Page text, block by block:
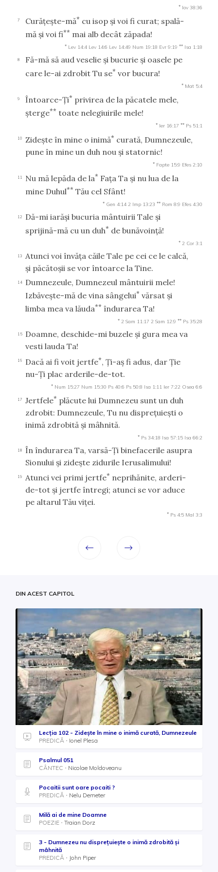
* Iov 38:36
7 Curăţeşte-mă* cu isop şi voi fi curat; spală-
mă şi voi fi** mai alb decât zăpada!
* Lev 14:4 Lev 14:6 Lev 14:49 Num 19:18 Evr 9:19 ** Isa 1:18
8
Fă-mă să aud veselie şi bucurie şi oasele pe
care le-ai zdrobit Tu se* vor bucura!
* Mat 5:4
9 Întoarce-Ţi* privirea de la păcatele mele,
şterge** toate nelegiuirile mele!
* Ier 16:17 ** Ps 51:1
10 Zideşte în mine o inimă* curată, Dumnezeule,
pune în mine un duh nou şi statornic!
* Fapte 15:9 Efes 2:10
11 Nu mă lepăda de la* Faţa Ta şi nu lua de la
mine Duhul** Tău cel Sfânt!
* Gen 4:14 2 Imp 13:23 ** Rom 8:9 Efes 4:30
12
Dă-mi iarăşi bucuria mântuirii Tale şi
sprijină-mă cu un duh* de bunăvoinţă!
* 2 Cor 3:1
13
Atunci voi învăţa căile Tale pe cei ce le calcă,
şi păcătoşii se vor întoarce la Tine.
14
Dumnezeule, Dumnezeul mântuirii mele!
Izbăveşte-mă de vina sângelui* vărsat şi
limba mea va lăuda** îndurarea Ta!
* 2 Sam 11:17 2 Sam 12:9 ** Ps 35:28
15
Doamne, deschide-mi buzele şi gura mea va
vesti lauda Ta!
16 Dacă ai fi voit jertfe*, Ţi-aş fi adus, dar Ţie
nu-Ţi plac arderile-de-tot.
* Num 15:27 Num 15:30 Ps 40:6 Ps 50:8 Isa 1:11 Ier 7:22 Osea 6:6
17 Jertfele* plăcute lui Dumnezeu sunt un duh
zdrobit: Dumnezeule, Tu nu dispreţuieşti o
inimă zdrobită şi mâhnită.
* Ps 34:18 Isa 57:15 Isa 66:2
18
În îndurarea Ta, varsă-Ţi binefacerile asupra
Sionului şi zideşte zidurile Ierusalimului!
19 Atunci vei primi jertfe* neprihănite, arderi-
de-tot şi jertfe întregi; atunci se vor aduce
pe altarul Tău viţei.
* Ps 4:5 Mal 3:3
DIN ACEST CAPITOL
Lecția 102 - Zideşte în mine o inimă curată, Dumnezeule
PREDICĂ
Ionel Plesa
Psalmul 051
CÂNTEC
Nicolae Moldoveanu
Pocaitii sunt oare pocaiti ?
PREDICĂ
Nelu Demeter
Milă ai de mine Doamne
POEZIE
Traian Dorz
3 - Dumnezeu nu disprețuiește o inimă zdrobită și
mâhnită
PREDICĂ
John Piper